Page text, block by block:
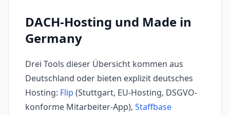
DACH-Hosting und Made in
Germany
Drei Tools dieser Übersicht kommen aus
Deutschland oder bieten explizit deutsches
Hosting: Flip (Stuttgart, EU-Hosting, DSGVO-
konforme Mitarbeiter-App), Staffbase